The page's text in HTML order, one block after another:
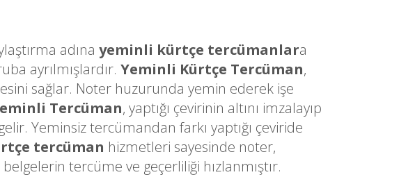
adına yeminli kürtçe tercümanlara
ayrılmışlardır. Yeminli Kürtçe Tercüman,
sağlar. Noter huzurunda yemin ederek işe
Tercüman, yaptığı çevirinin altını imzalayıp
Yeminsiz tercümandan farkı yaptığı çeviride
tercüman hizmetleri sayesinde noter,
tercüme ve geçerliliği hızlanmıştır.